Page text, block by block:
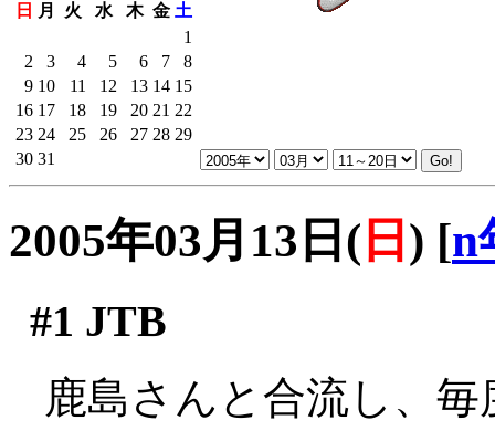
日
月 火 水 木 金 土
1
2
3 4 5 6 7
8
9 10 11 12 13 14 15
16 17 18 19 20 21 22
23 24 25 26 27 28 29
30 31
2005年03月13日( 日 ) [n
#1 JTB
鹿島さんと合流し、